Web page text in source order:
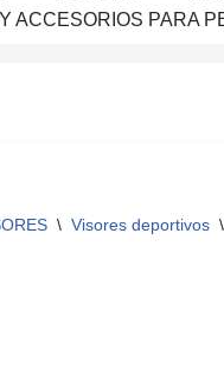
ACCESORIOS PARA
\ Visores deportivos \